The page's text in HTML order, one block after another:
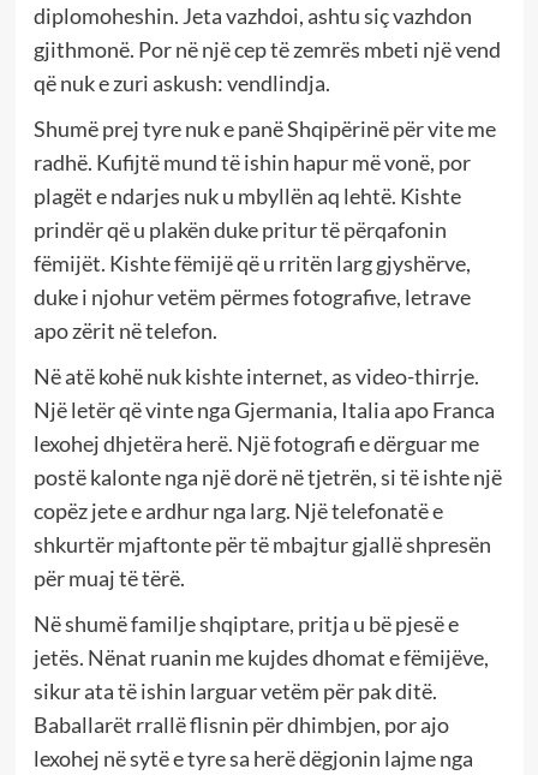
diplomoheshin. Jeta vazhdoi, ashtu siç vazhdon
gjithmonë. Por në një cep të zemrës mbeti një vend
që nuk e zuri askush: vendlindja.
Shumë prej tyre nuk e panë Shqipërinë për vite me
radhë. Kufijtë mund të ishin hapur më vonë, por
plagët e ndarjes nuk u mbyllën aq lehtë. Kishte
prindër që u plakën duke pritur të përqafonin
fëmijët. Kishte fëmijë që u rritën larg gjyshërve,
duke i njohur vetëm përmes fotografive, letrave
apo zërit në telefon.
Në atë kohë nuk kishte internet, as video-thirrje.
Një letër që vinte nga Gjermania, Italia apo Franca
lexohej dhjetëra herë. Një fotografi e dërguar me
postë kalonte nga një dorë në tjetrën, si të ishte një
copëz jete e ardhur nga larg. Një telefonatë e
shkurtër mjaftonte për të mbajtur gjallë shpresën
për muaj të tërë.
Në shumë familje shqiptare, pritja u bë pjesë e
jetës. Nënat ruanin me kujdes dhomat e fëmijëve,
sikur ata të ishin larguar vetëm për pak ditë.
Baballarët rrallë flisnin për dhimbjen, por ajo
lexohej në sytë e tyre sa herë dëgjonin lajme nga